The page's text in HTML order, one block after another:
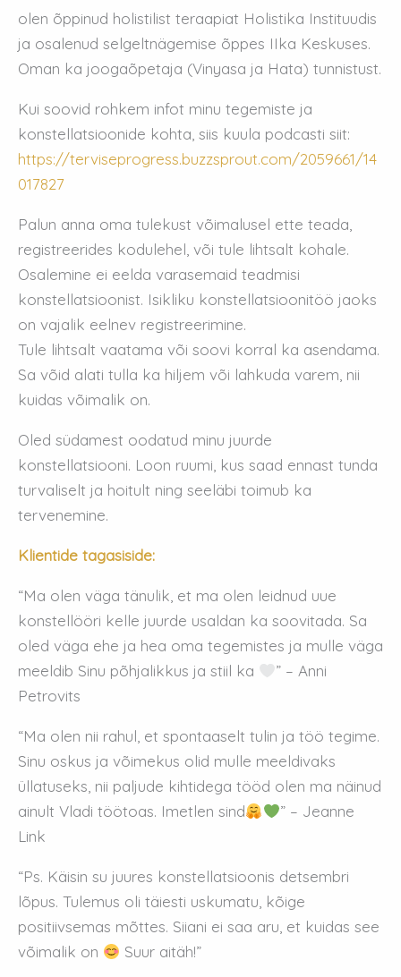
olen õppinud holistilist teraapiat Holistika Instituudis
ja osalenud selgeltnägemise õppes IIka Keskuses.
Oman ka joogaõpetaja (Vinyasa ja Hata) tunnistust.
Kui soovid rohkem infot minu tegemiste ja
konstellatsioonide kohta, siis kuula podcasti siit:
https://terviseprogress.buzzsprout.com/2059661/14
017827
Palun anna oma tulekust võimalusel ette teada,
registreerides kodulehel, või tule lihtsalt kohale.
Osalemine ei eelda varasemaid teadmisi
konstellatsioonist. Isikliku konstellatsioonitöö jaoks
on vajalik eelnev registreerimine.
Tule lihtsalt vaatama või soovi korral ka asendama.
Sa võid alati tulla ka hiljem või lahkuda varem, nii
kuidas võimalik on.
Oled südamest oodatud minu juurde
konstellatsiooni. Loon ruumi, kus saad ennast tunda
turvaliselt ja hoitult ning seeläbi toimub ka
tervenemine.
Klientide tagasiside:
“Ma olen väga tänulik, et ma olen leidnud uue
konstellööri kelle juurde usaldan ka soovitada. Sa
oled väga ehe ja hea oma tegemistes ja mulle väga
meeldib Sinu põhjalikkus ja stiil ka
” – Anni
Petrovits
“Ma olen nii rahul, et spontaaselt tulin ja töö tegime.
Sinu oskus ja võimekus olid mulle meeldivaks
üllatuseks, nii paljude kihtidega tööd olen ma näinud
ainult Vladi töötoas. Imetlen sind
” – Jeanne
Link
“Ps. Käisin su juures konstellatsioonis detsembri
lõpus. Tulemus oli täiesti uskumatu, kõige
positiivsemas mõttes. Siiani ei saa aru, et kuidas see
võimalik on
Suur aitäh!”